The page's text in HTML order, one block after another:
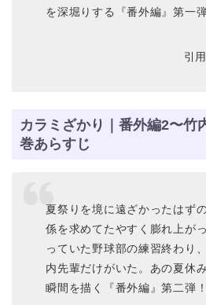
を深堀りする『番外編』第一弾
引用
カラミざかり｜番外編2〜竹
巻あらすじ
夏祭りを境に遠ざかったはず
係を求めてたやすく膨れ上が
っていた野球部の練習終わり
内先輩だけがいた。あの夏休
瞬間を描く『番外編』第二弾！